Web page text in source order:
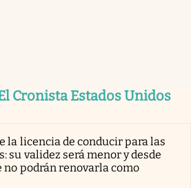
Cronista Estados Unidos
la licencia de conducir para las
su validez será menor y desde
no podrán renovarla como